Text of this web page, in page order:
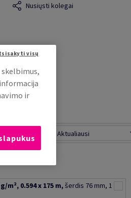
Nusiųsti kolegai
Aktualiausi
m², 0.594 x 175 m,šerdis 76 mm, 1
ir
visų